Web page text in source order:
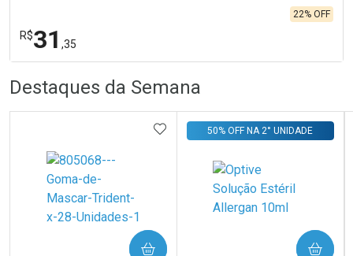
R$31 ,35
22% OFF
Laboratório
Por Menos
Destaques da Semana
ADICIONAR AOS FAVORITOS
COMPRAR
50% OFF NA 2° UNIDADE
COMPRAR